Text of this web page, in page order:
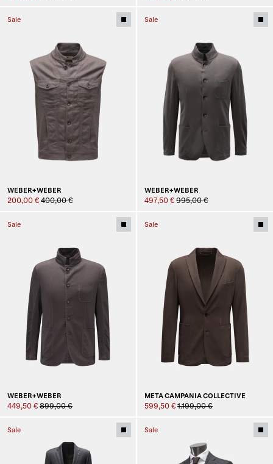
Sale
WEBER+WEBER
200,00 € 400,00 €
Sale
WEBER+WEBER
497,50 € 995,00 €
Sale
WEBER+WEBER
449,50 € 899,00 €
Sale
META CAMPANIA COLLECTIVE
599,50 € 1.199,00 €
Sale Sale